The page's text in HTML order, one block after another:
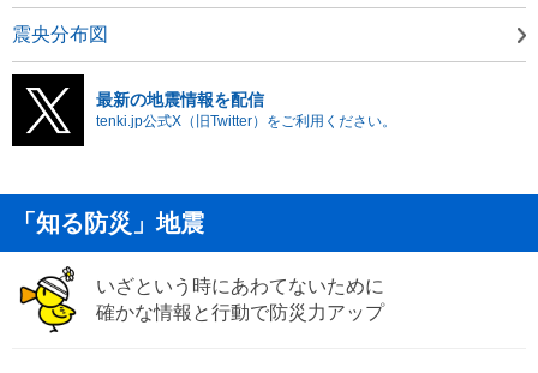
震央分布図
最新の地震情報を配信
tenki.jp公式X（旧Twitter）をご利用ください。
「知る防災」地震
いざという時にあわてないために
確かな情報と行動で防災力アップ